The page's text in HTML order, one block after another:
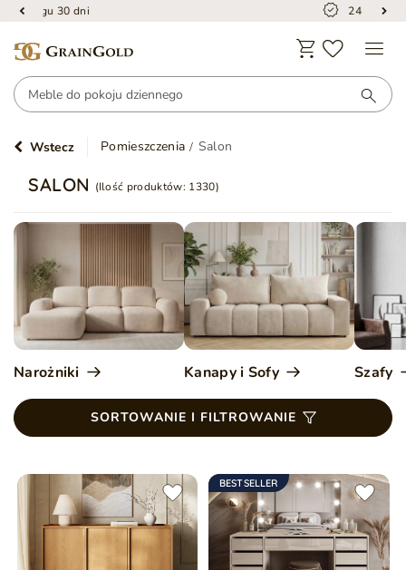
Wstecz Pomieszczenia Salon
SALON (Ilość produktów: 1330)
Narożniki Kanapy i Sofy Szafy
SORTOWANIE I FILTROWANIE
BESTSELLER